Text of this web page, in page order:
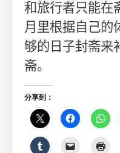
和旅行者只能在
月里根据自己的
够的日子封斋来
斋。
分享到：